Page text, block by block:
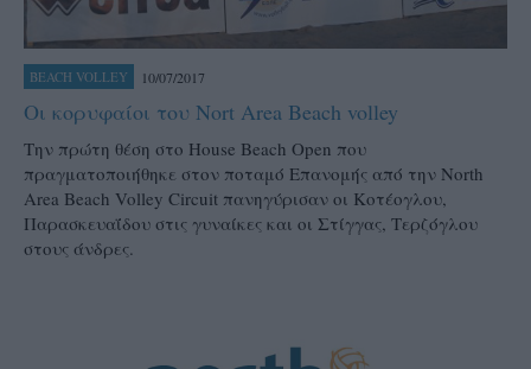
BEACH VOLLEY 10/07/2017
Οι κορυφαίοι του Nort Area Beach volley
Την πρώτη θέση στο House Beach Open που
πραγματοποιήθηκε στον ποταμό Επανομής από την North
Area Beach Volley Circuit πανηγύρισαν οι Κοτέογλου,
Παρασκευαΐδου στις γυναίκες και οι Στίγγας, Τερζόγλου
στους άνδρες.